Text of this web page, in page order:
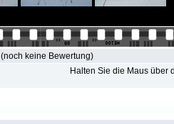
(noch keine Bewertung)
Halten Sie die Maus über